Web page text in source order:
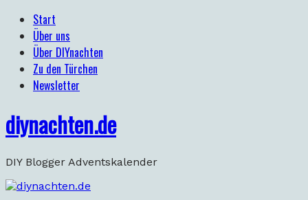
Start
Über uns
Über DIYnachten
Zu den Türchen
Newsletter
diynachten.de
DIY Blogger Adventskalender